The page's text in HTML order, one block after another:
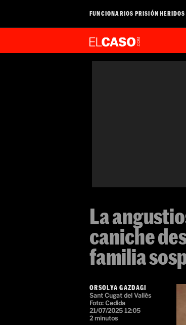
FUNCIONARIOS PRISIÓN HERIDOS
La
caniche
familia
ORSOLYA GAZDAGI
Sant Cugat del Vallès
Foto: Cedida
21/07/2025 12:05
2 minutos